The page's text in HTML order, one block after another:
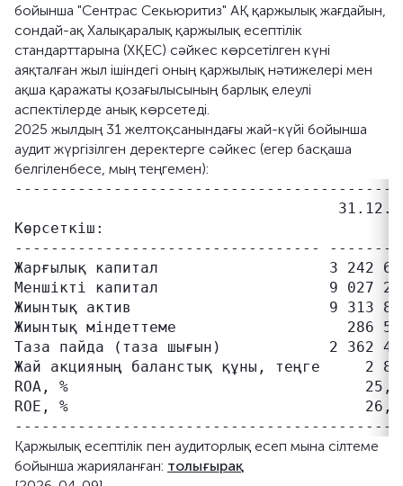
бойынша "Сентрас Секьюритиз" АҚ қаржылық жағдайын,
сондай-ақ Халықаралық қаржылық есептілік
стандарттарына (ХҚЕС) сәйкес көрсетілген күні
аяқталған жыл ішіндегі оның қаржылық нәтижелері мен
ақша қаражаты қозағылысының барлық елеулі
аспектілерде анық көрсетеді.
2025 жылдың 31 желтоқсанындағы жай-күйі бойынша
аудит жүргізілген деректерге сәйкес (егер басқаша
белгіленбесе, мың теңгемен):
Көрсеткіш:
----------------------------------
Жарғылық капитал                   3 242
Меншікті капитал                   9 027
Жиынтық актив                      9 313 816
Жиынтық міндеттеме                   286
Таза пайда (таза шығын)            2 362
Жай акцияның баланстық құны, теңге     2
ROA, %
ROE, %
Қаржылық есептілік пен аудиторлық есеп мына сілтеме
бойынша жарияланған: толығырақ